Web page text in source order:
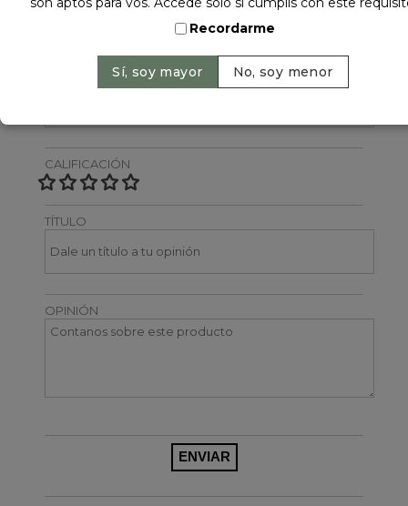
CALIFICACIÓN
TÍTULO
OPINIÓN
Recordarme